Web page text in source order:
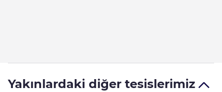
Yakınlardaki diğer tesislerimiz